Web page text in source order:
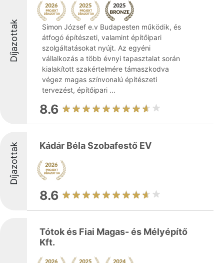
Díjazottak
Simon József e.v Budapesten működik, és
átfogó építészeti, valamint építőipari
szolgáltatásokat nyújt. Az egyéni
vállalkozás a több évnyi tapasztalat során
kialakított szakértelmére támaszkodva
végez magas színvonalú építészeti
tervezést, építőipari ...
8.6
Díjazottak Kádár Béla Szobafestő EV
8.6
Tótok és Fiai Magas- és Mélyépítő
Kft.